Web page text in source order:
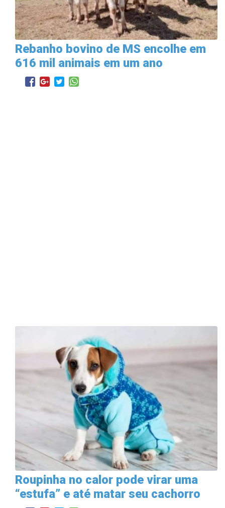
Rebanho bovino de MS encolhe em
616 mil animais em um ano
Roupinha no calor pode virar uma
“estufa” e até matar seu cachorro